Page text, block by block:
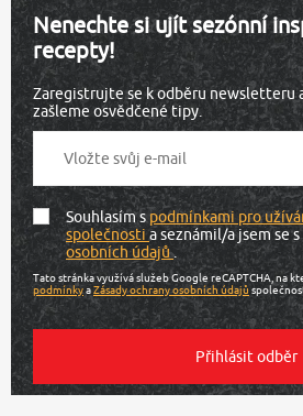
Nenechte si ujít sezónní
recepty!
Zaregistrujte se k odběru newsletteru
zašleme osvědčené tipy.
Souhlasím spodmínkami pro
společnostia seznámil/a jsem se
osobních údajů.
Tato stránka využívá služeb Google reCAPTCHA, na
podmínkyaZásady ochrany osobních údajů